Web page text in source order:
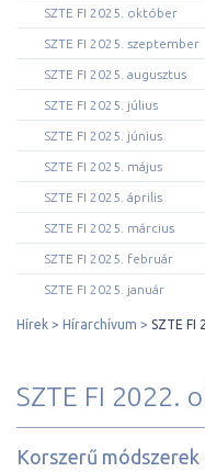
SZTE FI 2025. október
SZTE FI 2025. szeptember
SZTE FI 2025. augusztus
SZTE FI 2025. július
SZTE FI 2025. június
SZTE FI 2025. május
SZTE FI 2025. április
SZTE FI 2025. március
SZTE FI 2025. február
SZTE FI 2025. január
Hírek Hírarchívum SZTE FI
SZTE FI 2022.
Korszerű